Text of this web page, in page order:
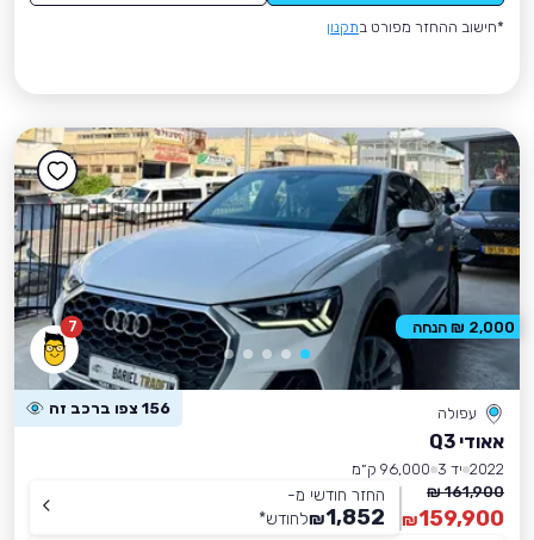
*חישוב ההחזר מפורט בתקנון
7
עפולה 156 צפו ברכב זה
אאודי Q3
2022 יד 3
96,000 ק״מ
161,900 ₪
159,900
₪
החזר חודשי מ-
1,852
₪לחודש*
2,000 ₪ הנחה